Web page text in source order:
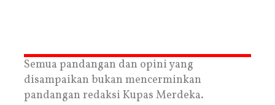
Semua pandangan dan opini yang
disampaikan bukan mencerminkan
pandangan redaksi Kupas Merdeka.